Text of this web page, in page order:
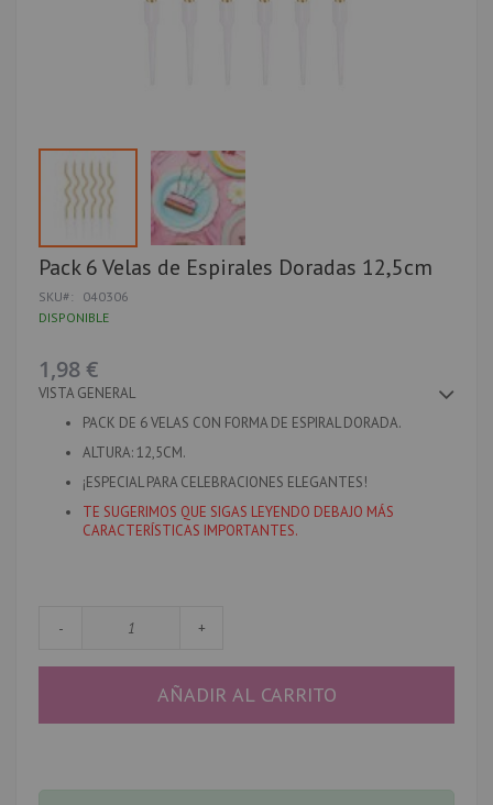
Saltar
al
comienzo
de
de
imágenes
Pack 6 Velas de Espirales Doradas 12,5cm
SKU
040306
DISPONIBLE
1,98 €
VISTA GENERAL
PACK DE 6 VELAS CON FORMA DE ESPIRAL DORADA.
ALTURA: 12,5CM.
¡ESPECIAL PARA CELEBRACIONES ELEGANTES!
TE SUGERIMOS QUE SIGAS LEYENDO DEBAJO MÁS
CARACTERÍSTICAS IMPORTANTES.
- +
AÑADIR AL CARRITO